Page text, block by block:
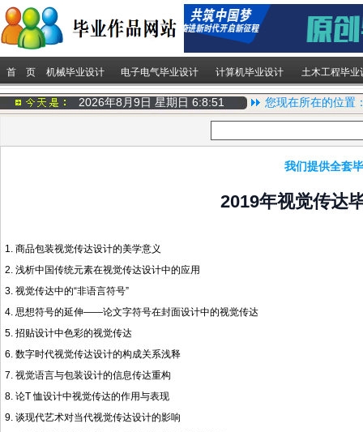
首 页 机械毕业设计 电子电气毕业设计 计算机毕业设计 土木工程毕业
2026年8月9日 星期日 6:8:51 您现在所在的位置
我们提供全套
2019年视觉传达
1. 商品包装视觉传达设计的美学意义
2. 浅析中国传统元素在视觉传达设计中的应用
3. 视觉传达中的“非语言符号”
4. 思想符号的延伸——论文字符号在封面设计中的视觉传达
5. 招贴设计中色彩的视觉传达
6. 数字时代视觉传达设计的构成关系浅释
7. 视觉语言与包装设计的信息传达重构
8. 论T 恤设计中视觉传达的作用与表现
9. 谈现代艺术对当代视觉传达设计的影响